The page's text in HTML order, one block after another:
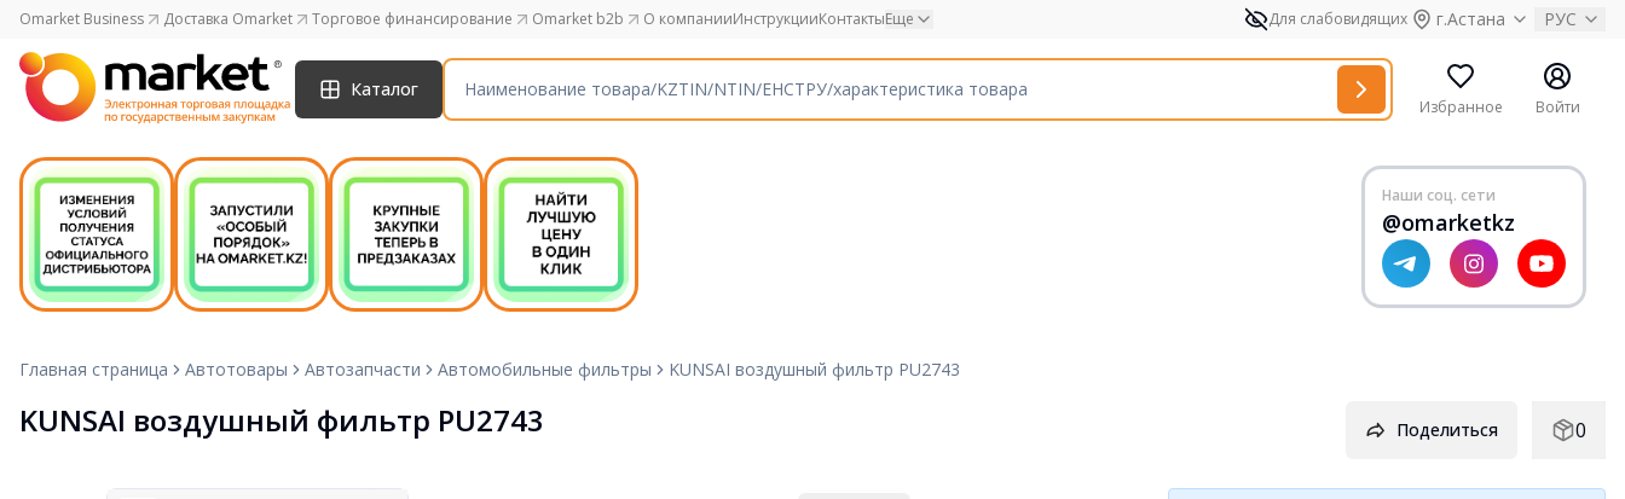
Omarket Business Доставка Omarket Торговое финансирование Omarket b2b О компанииИнструкцииКонтактыЕще Для слабовидящих г.Астана РУС
Каталог
Избранное Войти
Наши соц. сети
@omarketkz
Главная страница Автотовары Автозапчасти Автомобильные фильтры KUNSAI воздушный фильтр PU2743
KUNSAI воздушный фильтр PU2743 Поделиться 0